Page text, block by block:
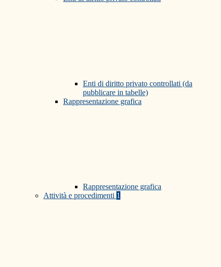
Enti di diritto privato controllati (da
pubblicare in tabelle)
Rappresentazione grafica
Rappresentazione grafica
Attività e procedimenti 1